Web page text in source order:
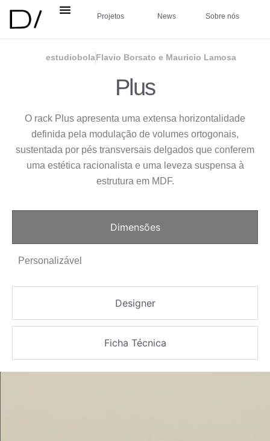
Projetos News Sobre nós
estudiobolaFlavio Borsato e Mauricio Lamosa
Plus
O rack Plus apresenta uma extensa horizontalidade
definida pela modulação de volumes ortogonais,
sustentada por pés transversais delgados que conferem
uma estética racionalista e uma leveza suspensa à
estrutura em MDF.
Dimensões
Designer
Ficha Técnica
Personalizável